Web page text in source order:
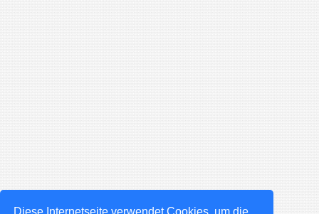
Diese Internetseite verwendet Cookies, um die